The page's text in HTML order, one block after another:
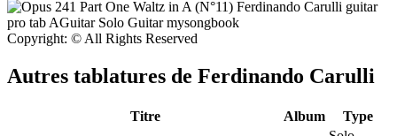
Copyright: © All Rights Reserved
Autres tablatures de Ferdinando Carulli
Titre Album
Type